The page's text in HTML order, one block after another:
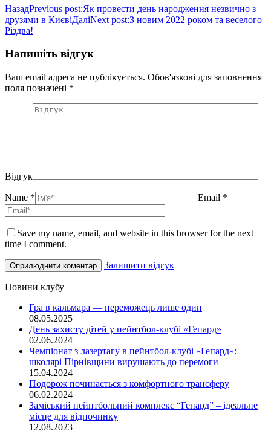
НазадPrevious post:Як провести день народження незвично з
друзями в КиєвіДаліNext post:З новим 2022 роком та веселого
Різдва!
Напишіть відгук
Ваш email адреса не публікується. Обов'язкові для заповнення
поля позначені *
Відгук
Name * Email *
Save my name, email, and website in this browser for the next
time I comment.
Залишити відгук
Новини клубу
Гра в кальмара — переможець лише один
08.05.2025
День захисту дітей у пейнтбол-клубі «Гепард»
02.06.2024
Чемпіонат з лазертагу в пейнтбол-клубі «Гепард»:
школярі Пірнівщини вирушають до перемоги
15.04.2024
Подорож починається з комфортного трансферу
06.02.2024
Заміський пейнтбольний комплекс “Гепард” – ідеальне
місце для відпочинку
12.08.2023